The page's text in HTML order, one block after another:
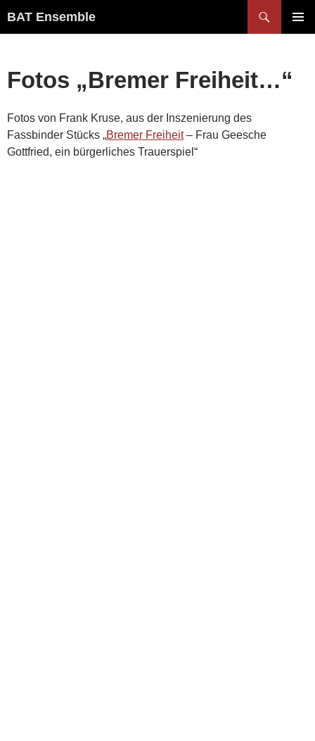
Inhalt
BAT Ensemble
Fotos „Bremer Freiheit…“
Fotos von Frank Kruse, aus der Inszenierung des
Fassbinder Stücks „Bremer Freiheit– Frau Geesche
Gottfried, ein bürgerliches Trauerspiel“